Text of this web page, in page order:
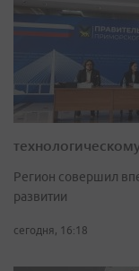
Регион совершил
развитии
сегодня, 16:18